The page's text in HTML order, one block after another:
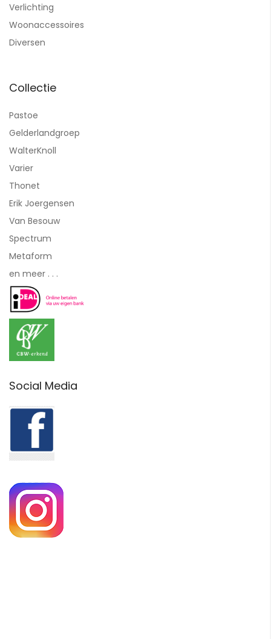
Verlichting
Woonaccessoires
Diversen
Collectie
Pastoe
Gelderlandgroep
WalterKnoll
Varier
Thonet
Erik Joergensen
Van Besouw
Spectrum
Metaform
en meer . . .
Social Media